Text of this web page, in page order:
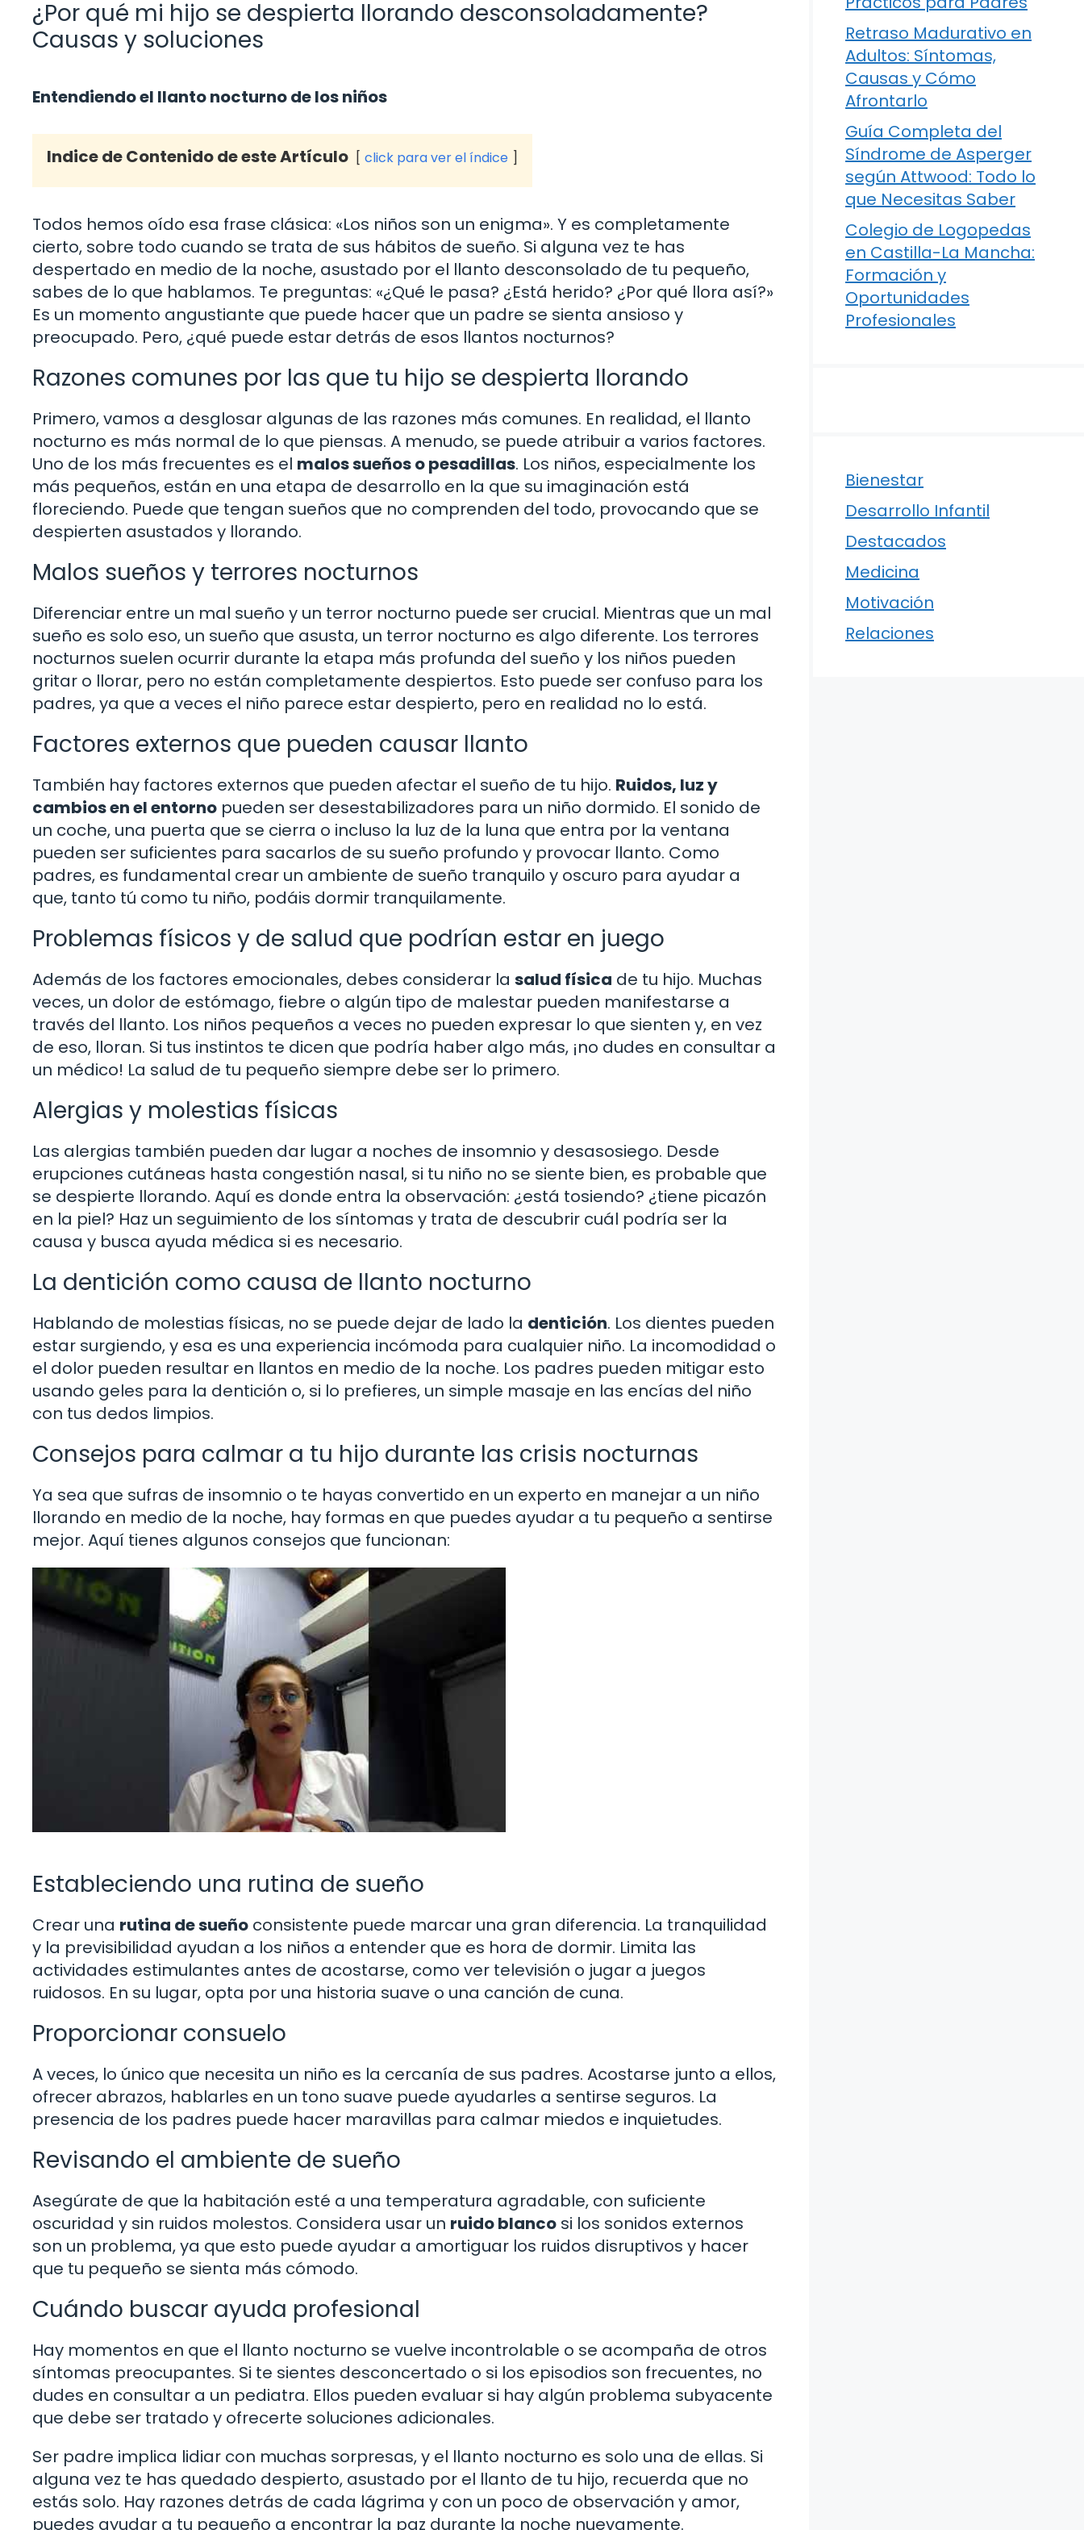
¿Por qué mi hijo se despierta llorando desconsoladamente?
Causas y soluciones
Entendiendo el llanto nocturno de los niños
Indice de Contenido de este Artículo click para ver el índice
Todos hemos oído esa frase clásica: «Los niños son un enigma». Y es completamente
cierto, sobre todo cuando se trata de sus hábitos de sueño. Si alguna vez te has
despertado en medio de la noche, asustado por el llanto desconsolado de tu pequeño,
sabes de lo que hablamos. Te preguntas: «¿Qué le pasa? ¿Está herido? ¿Por qué llora así?»
Es un momento angustiante que puede hacer que un padre se sienta ansioso y
preocupado. Pero, ¿qué puede estar detrás de esos llantos nocturnos?
Razones comunes por las que tu hijo se despierta llorando
Primero, vamos a desglosar algunas de las razones más comunes. En realidad, el llanto
nocturno es más normal de lo que piensas. A menudo, se puede atribuir a varios factores.
Uno de los más frecuentes es el malos sueños o pesadillas. Los niños, especialmente los
más pequeños, están en una etapa de desarrollo en la que su imaginación está
floreciendo. Puede que tengan sueños que no comprenden del todo, provocando que se
despierten asustados y llorando.
Malos sueños y terrores nocturnos
Diferenciar entre un mal sueño y un terror nocturno puede ser crucial. Mientras que un mal
sueño es solo eso, un sueño que asusta, un terror nocturno es algo diferente. Los terrores
nocturnos suelen ocurrir durante la etapa más profunda del sueño y los niños pueden
gritar o llorar, pero no están completamente despiertos. Esto puede ser confuso para los
padres, ya que a veces el niño parece estar despierto, pero en realidad no lo está.
Factores externos que pueden causar llanto
También hay factores externos que pueden afectar el sueño de tu hijo. Ruidos, luz y
cambios en el entorno pueden ser desestabilizadores para un niño dormido. El sonido de
un coche, una puerta que se cierra o incluso la luz de la luna que entra por la ventana
pueden ser suficientes para sacarlos de su sueño profundo y provocar llanto. Como
padres, es fundamental crear un ambiente de sueño tranquilo y oscuro para ayudar a
que, tanto tú como tu niño, podáis dormir tranquilamente.
Problemas físicos y de salud que podrían estar en juego
Además de los factores emocionales, debes considerar la salud física de tu hijo. Muchas
veces, un dolor de estómago, fiebre o algún tipo de malestar pueden manifestarse a
través del llanto. Los niños pequeños a veces no pueden expresar lo que sienten y, en vez
de eso, lloran. Si tus instintos te dicen que podría haber algo más, ¡no dudes en consultar a
un médico! La salud de tu pequeño siempre debe ser lo primero.
Alergias y molestias físicas
Las alergias también pueden dar lugar a noches de insomnio y desasosiego. Desde
erupciones cutáneas hasta congestión nasal, si tu niño no se siente bien, es probable que
se despierte llorando. Aquí es donde entra la observación: ¿está tosiendo? ¿tiene picazón
en la piel? Haz un seguimiento de los síntomas y trata de descubrir cuál podría ser la
causa y busca ayuda médica si es necesario.
La dentición como causa de llanto nocturno
Hablando de molestias físicas, no se puede dejar de lado la dentición. Los dientes pueden
estar surgiendo, y esa es una experiencia incómoda para cualquier niño. La incomodidad o
el dolor pueden resultar en llantos en medio de la noche. Los padres pueden mitigar esto
usando geles para la dentición o, si lo prefieres, un simple masaje en las encías del niño
con tus dedos limpios.
Consejos para calmar a tu hijo durante las crisis nocturnas
Ya sea que sufras de insomnio o te hayas convertido en un experto en manejar a un niño
llorando en medio de la noche, hay formas en que puedes ayudar a tu pequeño a sentirse
mejor. Aquí tienes algunos consejos que funcionan:
Estableciendo una rutina de sueño
Crear una rutina de sueño consistente puede marcar una gran diferencia. La tranquilidad
y la previsibilidad ayudan a los niños a entender que es hora de dormir. Limita las
actividades estimulantes antes de acostarse, como ver televisión o jugar a juegos
ruidosos. En su lugar, opta por una historia suave o una canción de cuna.
Proporcionar consuelo
A veces, lo único que necesita un niño es la cercanía de sus padres. Acostarse junto a ellos,
ofrecer abrazos, hablarles en un tono suave puede ayudarles a sentirse seguros. La
presencia de los padres puede hacer maravillas para calmar miedos e inquietudes.
Revisando el ambiente de sueño
Asegúrate de que la habitación esté a una temperatura agradable, con suficiente
oscuridad y sin ruidos molestos. Considera usar un ruido blanco si los sonidos externos
son un problema, ya que esto puede ayudar a amortiguar los ruidos disruptivos y hacer
que tu pequeño se sienta más cómodo.
Cuándo buscar ayuda profesional
Hay momentos en que el llanto nocturno se vuelve incontrolable o se acompaña de otros
síntomas preocupantes. Si te sientes desconcertado o si los episodios son frecuentes, no
dudes en consultar a un pediatra. Ellos pueden evaluar si hay algún problema subyacente
que debe ser tratado y ofrecerte soluciones adicionales.
Ser padre implica lidiar con muchas sorpresas, y el llanto nocturno es solo una de ellas. Si
alguna vez te has quedado despierto, asustado por el llanto de tu hijo, recuerda que no
estás solo. Hay razones detrás de cada lágrima y con un poco de observación y amor,
puedes ayudar a tu pequeño a encontrar la paz durante la noche nuevamente.
Retraso Madurativo en
Adultos: Síntomas,
Causas y Cómo
Afrontarlo
Guía Completa del
Síndrome de Asperger
según Attwood: Todo lo
que Necesitas Saber
Colegio de Logopedas
en Castilla-La Mancha:
Formación y
Oportunidades
Profesionales
Bienestar
Desarrollo Infantil
Destacados
Medicina
Motivación
Relaciones